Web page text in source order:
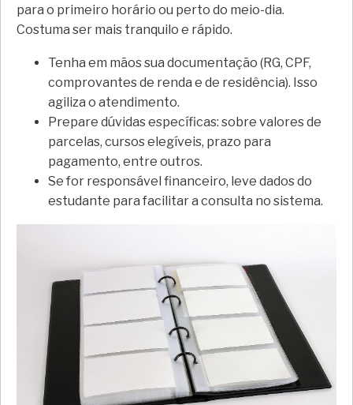
para o primeiro horário ou perto do meio-dia.
Costuma ser mais tranquilo e rápido.
Tenha em mãos sua documentação (RG, CPF,
comprovantes de renda e de residência). Isso
agiliza o atendimento.
Prepare dúvidas específicas: sobre valores de
parcelas, cursos elegíveis, prazo para
pagamento, entre outros.
Se for responsável financeiro, leve dados do
estudante para facilitar a consulta no sistema.